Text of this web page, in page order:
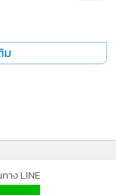
รับตัวดีขึ้น แต่ยังมีปัจจัย
ม
บมือกนอ.ผุดนิ